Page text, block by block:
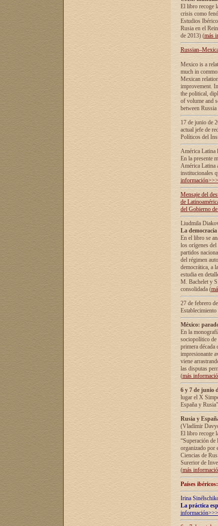
El libro recoge
crisis como
Estudios
Rusia en el
de 2013) (más
Mexico is a
much in
Mexican
improvement.
the political,
of volume and
between
17 de junio de
actual jefe de
Políticos del
América Latina
En la presente
América Latina
institucionales
información>>>
Mensaje del
de
del Gobierno
Liudmila
La
En el libro se
los orígenes
partidos
del régimen
democrática, а
estudia en
М. Bachelet у
consolidada (
27 de febrero
México:
En la
sociopolítico de
primera década
impresionante
viene
las disputas
(más
6 y 7 de junio
lugar el X
España y
Rusia y
(Vladímir
El libro recoge
“Superación
organizado por
Ciencias de
Surerior de
(más
Países
Irina
La práctica
información>>>